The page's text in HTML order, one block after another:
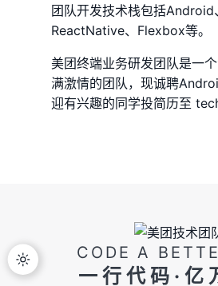
团队开发技术栈包括Android
ReactNative、Flexbox等。
美团终端业务研发团队是一
满激情的团队，现诚聘
迎有兴趣的同学投简历至
CODE A
一行代码·亿